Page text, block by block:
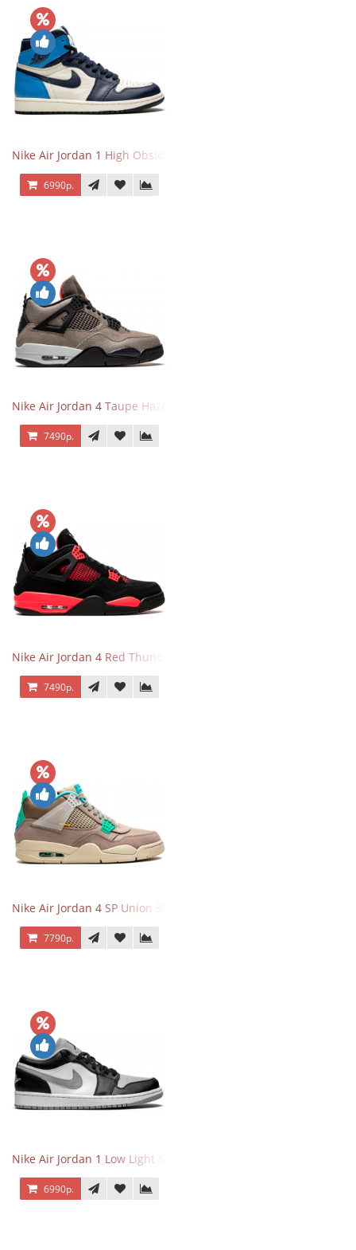
Nike Air Jordan 1 High Obsidian University Blue
6990р.
Nike Air Jordan 4 Taupe Haze
7490р.
Nike Air Jordan 4 Red Thunder
7490р.
Nike Air Jordan 4 SP Union 30th Anniversary Taupe Haze
7790р.
Nike Air Jordan 1 Low Light Smoke Grey
6990р.